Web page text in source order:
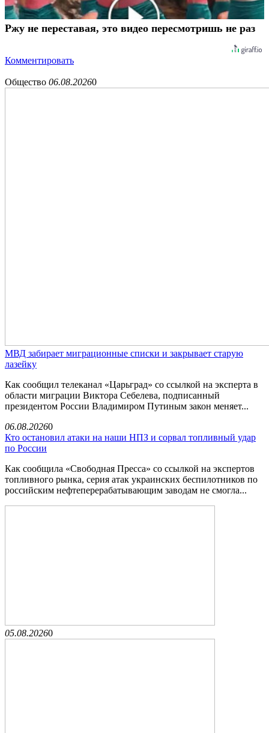
Ржу не переставая, это видео пересмотришь не раз
Комментировать
Общество 06.08.20260
МВД забирает миграционные списки и закрывает старую
лазейку
Как сообщил телеканал «Царьград» со ссылкой на эксперта в
области миграции Виктора Себелева, подписанный
президентом России Владимиром Путиным закон меняет...
06.08.20260
Кто остановил атаки на наши НПЗ и сорвал топливный удар
по России
Как сообщила «Свободная Пресса» со ссылкой на экспертов
топливного рынка, серия атак украинских беспилотников по
российским нефтеперерабатывающим заводам не смогла...
05.08.20260